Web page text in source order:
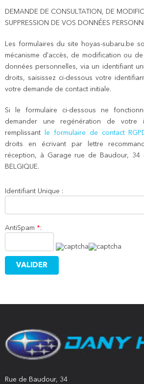
DEMANDE DE CONSULTATION, DE
SUPPRESSION DE VOS DONNÉES
Les formulaires du site hoyas-subaru.be
mécanisme d'accès, de modification ou
données personnelles, via un identifiant
droits, saisissez ci-dessous votre
votre demande de contact initiale.
Si le formulaire ci-dessous ne
demander une regénération de votre
remplissant
le formulaire de contact
droits en écrivant par lettre
réception, à Garage rue de Baudour, 34
BELGIQUE.
Identifiant Unique :
AntiSpam *:
Rue de Baudour, 34